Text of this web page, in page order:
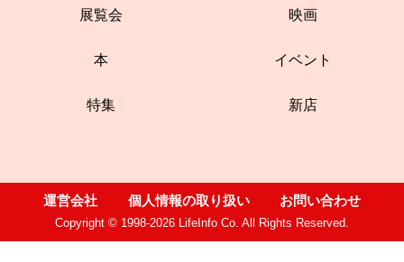
展覧会 映画
本 イベント
特集 新店
運営会社 個人情報の取り扱い お問い合わせ
Copyright © 1998-2026 LifeInfo Co. All Rights Reserved.